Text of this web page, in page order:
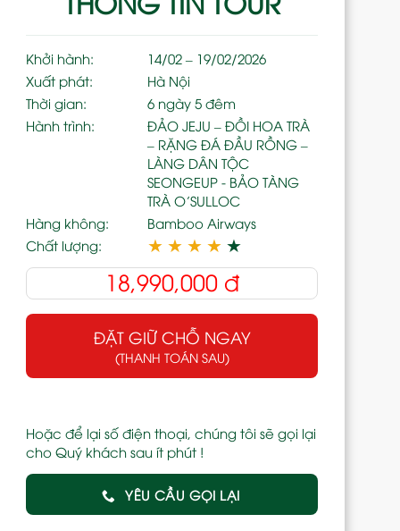
Khởi hành:
14/02 – 19/02/2026
Xuất phát:
Hà Nội
Thời gian:
6 ngày 5 đêm
Hành trình:
ĐẢO JEJU – ĐỒI HOA TRÀ
– RẶNG ĐÁ ĐẦU RỒNG –
LÀNG DÂN TỘC
SEONGEUP - BẢO TÀNG
TRÀ O’SULLOC
Hàng không:
Bamboo Airways
Chất lượng:
★ ★ ★ ★ ★
18,990,000đ
ĐẶT GIỮ CHỖ NGAY
(THANH TOÁN SAU)
Hoặc để lại số điện thoại, chúng tôi sẽ gọi lại
cho Quý khách sau ít phút !
YÊU CẦU GỌI LẠI